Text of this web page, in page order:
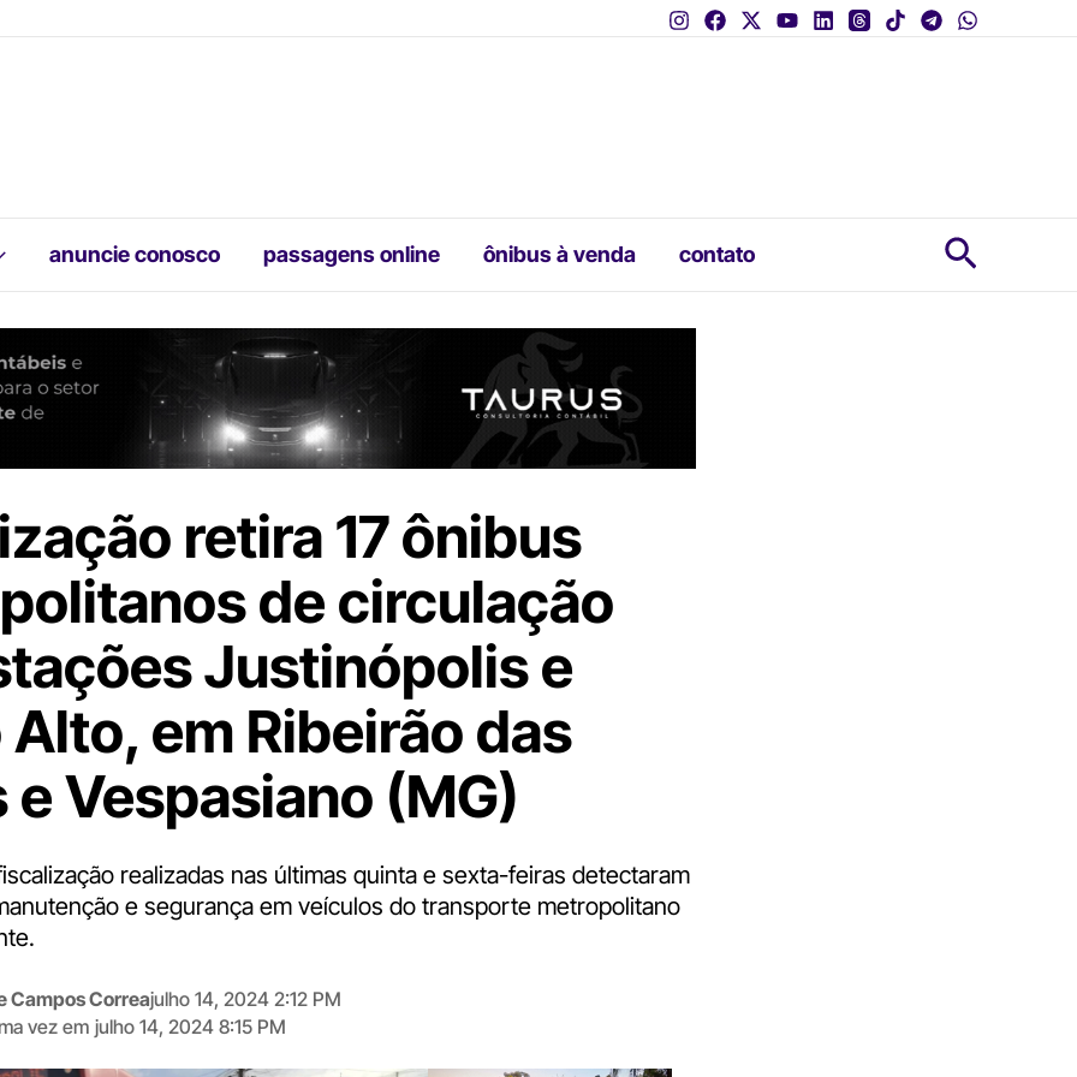
anuncie conosco passagens online ônibus à venda contato
retira 17 ônibus
de circulação
Justinópolis e
em Ribeirão das
e Vespasiano (MG)
realizadas nas últimas quinta e sexta-feiras detectaram
e segurança em veículos do transporte metropolitano
Campos Correajulho 14, 2024 2:12 PM
vez em julho 14, 2024 8:15 PM